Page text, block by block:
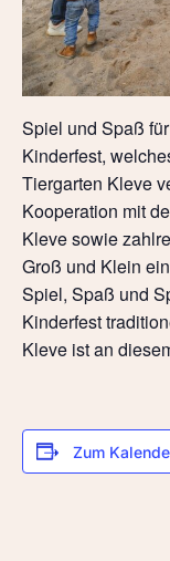
Spiel und Spaß
Kinderfest,
Tiergarten Kleve
Kooperation mit
Kleve sowie
Groß und Klein
Spiel, Spaß und
Kinderfest
Kleve ist an
Zum